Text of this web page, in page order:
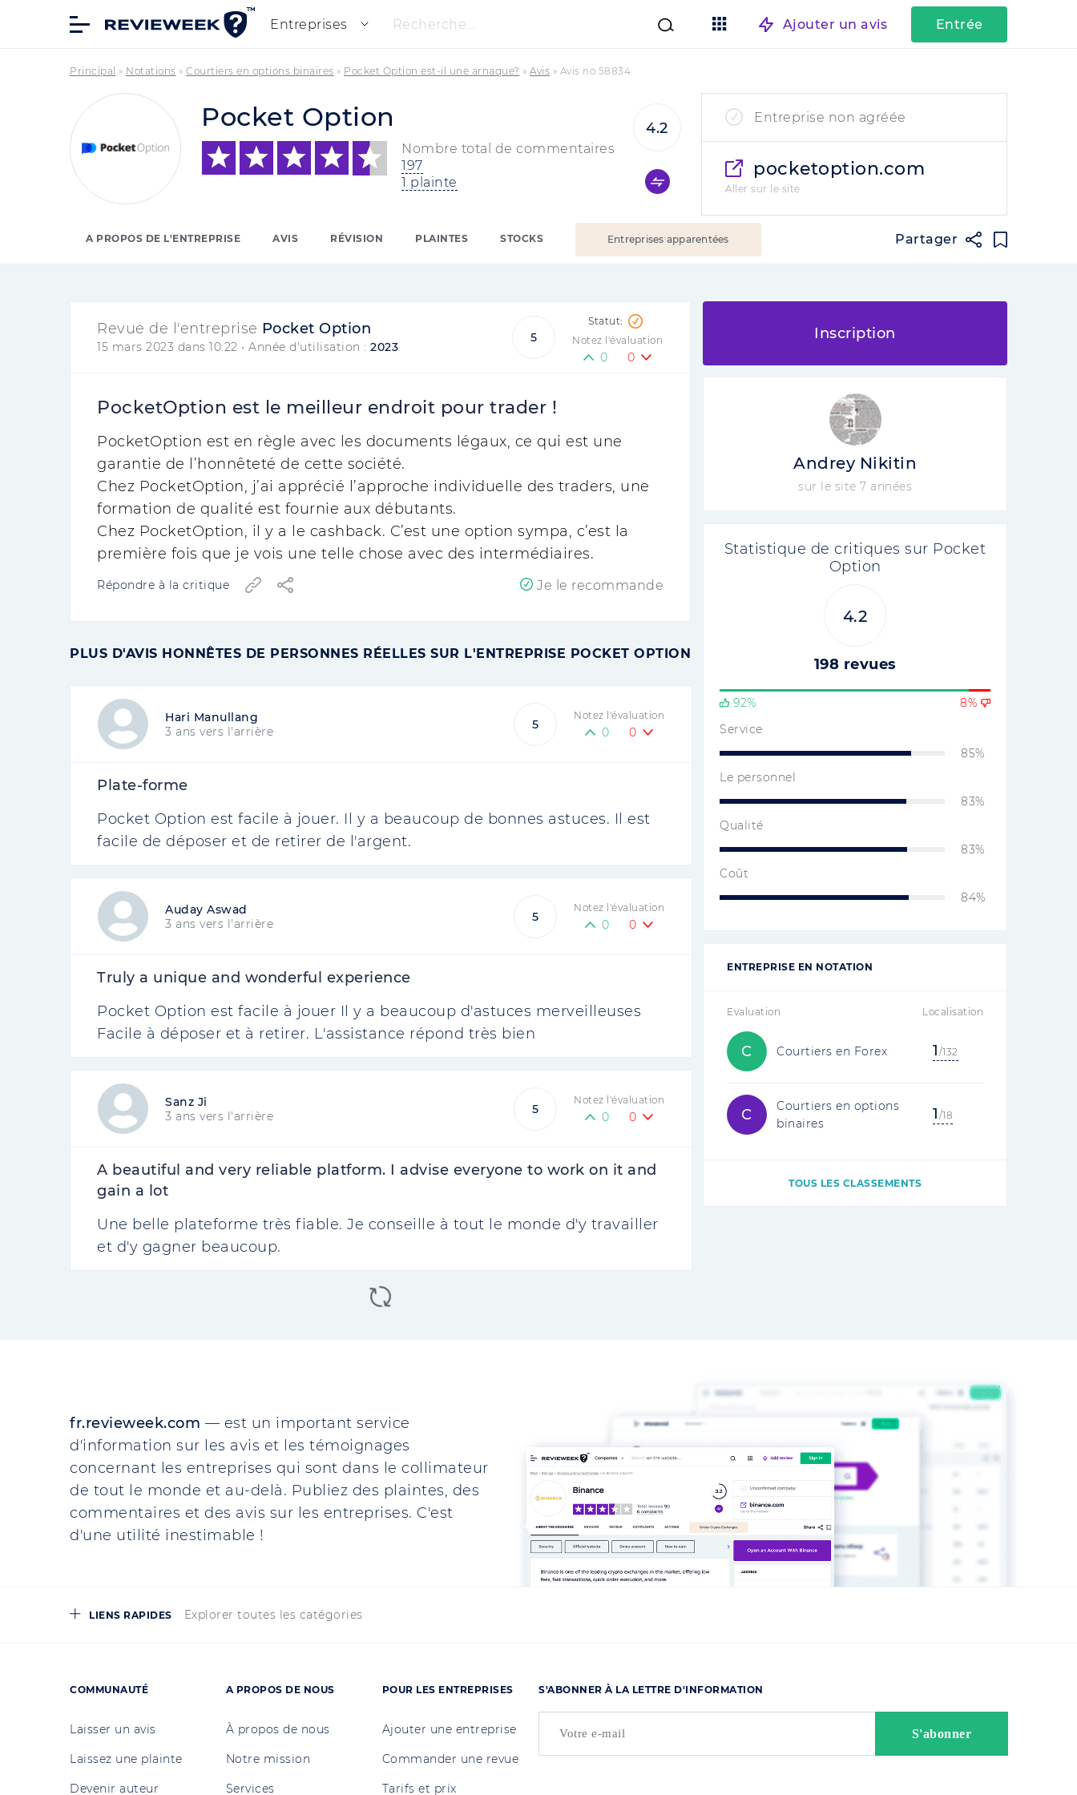
Entreprises Recherche... Ajouter un avis Entrée
Principal » Notations » Courtiers en options binaires » Pocket Option est-il une arnaque? » Avis » Avis no 58834
Pocket Option
Nombre total de commentaires
197
1 plainte
4.2
Entreprise non agréée
pocketoption.com
Aller sur le site
A PROPOS DE L'ENTREPRISE AVIS RÉVISION PLAINTES STOCKS Entreprises apparentées Partager
Revue de l'entreprise Pocket Option
15 mars 2023 dans 10:22 • Année d'utilisation : 2023
5 Notez l'évaluation
0 0
PocketOption est le meilleur endroit pour trader !
PocketOption est en règle avec les documents légaux, ce qui est une
garantie de l’honnêteté de cette société.
Chez PocketOption, j’ai apprécié l’approche individuelle des traders, une
formation de qualité est fournie aux débutants.
Chez PocketOption, il y a le cashback. C’est une option sympa, c’est la
première fois que je vois une telle chose avec des intermédiaires.
Répondre à la critique Je le recommande
PLUS D'AVIS HONNÊTES DE PERSONNES RÉELLES SUR L'ENTREPRISE POCKET OPTION
Hari Manullang
3 ans vers l'arrière
5
Notez l'évaluation
0 0
Plate-forme
Pocket Option est facile à jouer. Il y a beaucoup de bonnes astuces. Il est
facile de déposer et de retirer de l'argent.
Auday Aswad
3 ans vers l'arrière
5
Notez l'évaluation
0 0
Truly a unique and wonderful experience
Pocket Option est facile à jouer Il y a beaucoup d'astuces merveilleuses
Facile à déposer et à retirer. L'assistance répond très bien
Sanz Ji
3 ans vers l'arrière
5
Notez l'évaluation
0 0
A beautiful and very reliable platform. I advise everyone to work on it and
gain a lot
Une belle plateforme très fiable. Je conseille à tout le monde d'y travailler
et d'y gagner beaucoup.
Inscription
Andrey Nikitin
sur le site 7 années
Statistique de critiques sur Pocket
Option
4.2
198 revues
92%
8%
Service
85%
Le personnel
83%
Qualité
83%
Coût
84%
ENTREPRISE EN NOTATION
Evaluation Localisation
C Courtiers en Forex 1 /132
C
Courtiers en options
binaires
1 /18
TOUS LES CLASSEMENTS
fr.revieweek.com — est un important service
d'information sur les avis et les témoignages
concernant les entreprises qui sont dans le collimateur
de tout le monde et au-delà. Publiez des plaintes, des
commentaires et des avis sur les entreprises. C'est
d'une utilité inestimable !
LIENS RAPIDES Explorer toutes les catégories
COMMUNAUTÉ
Laisser un avis
Laissez une plainte
Devenir auteur
A PROPOS DE NOUS
À propos de nous
Notre mission
Services
POUR LES ENTREPRISES
Ajouter une entreprise
Commander une revue
Tarifs et prix
S'ABONNER À LA LETTRE D'INFORMATION